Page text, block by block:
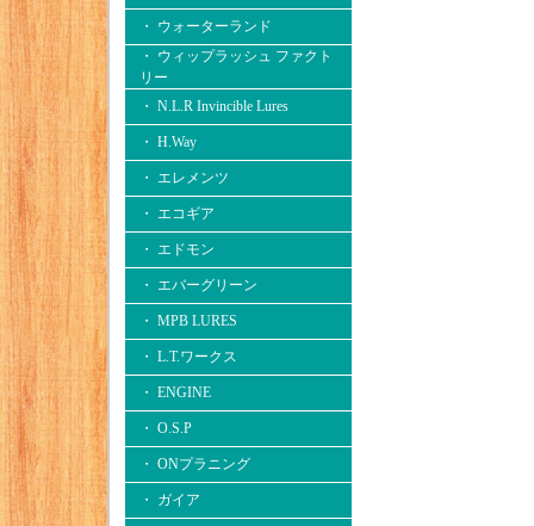
・ ウォーターランド
・ ウィップラッシュ ファクト
リー
・ N.L.R Invincible Lures
・ H.Way
・ エレメンツ
・ エコギア
・ エドモン
・ エバーグリーン
・ MPB LURES
・ L.T.ワークス
・ ENGINE
・ O.S.P
・ ONプラニング
・ ガイア